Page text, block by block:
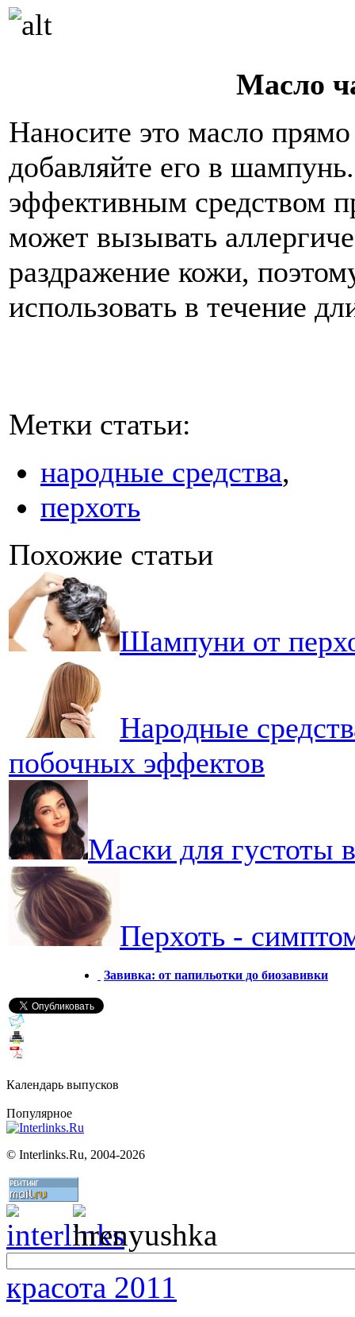
Масло
Наносите это масло
добавляйте его в
эффективным средством
может вызывать
раздражение кожи,
использовать в течение
Метки статьи:
народные средства,
перхоть
Похожие статьи
Шампуни от
Народные
побочных эффектов
Маски для густоты
Перхоть -
Завивка: от папильотки до биозавивки
Календарь выпусков
Популярное
© Interlinks.Ru, 2004-2026
красота 2011